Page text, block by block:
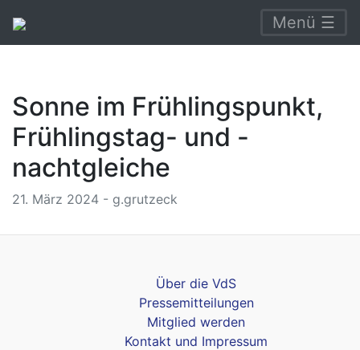
Menü ☰
Sonne im Frühlingspunkt,
Frühlingstag- und -
nachtgleiche
21. März 2024 - g.grutzeck
Über die VdS
Pressemitteilungen
Mitglied werden
Kontakt und Impressum